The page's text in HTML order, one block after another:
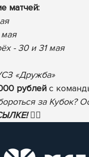
матчей:
- 30 и 31 мая
«Дружба»
рублей с
за Кубок?
✍🏻